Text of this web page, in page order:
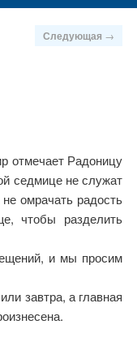
Следующая →
отмечает Радоницу
седмице не служат
омрачать радость
чтобы разделить
и мы просим
завтра, а главная